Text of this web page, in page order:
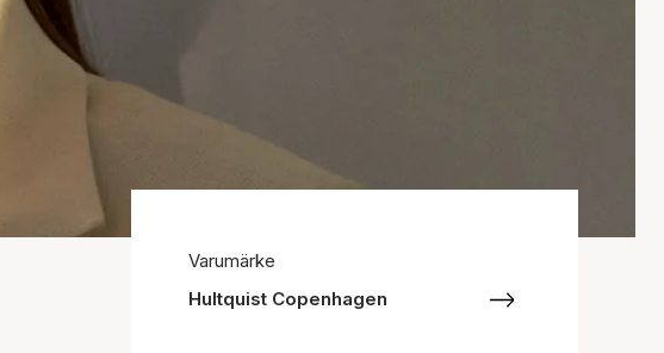
Varumärke
Hultquist Copenhagen